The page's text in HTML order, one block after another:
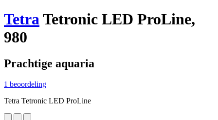
TetraTetronic LED ProLine,
980
Prachtige aquaria
1 beoordeling
Tetra Tetronic LED ProLine